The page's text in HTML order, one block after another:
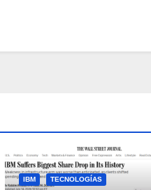
IBM TECNOLOGÍAS